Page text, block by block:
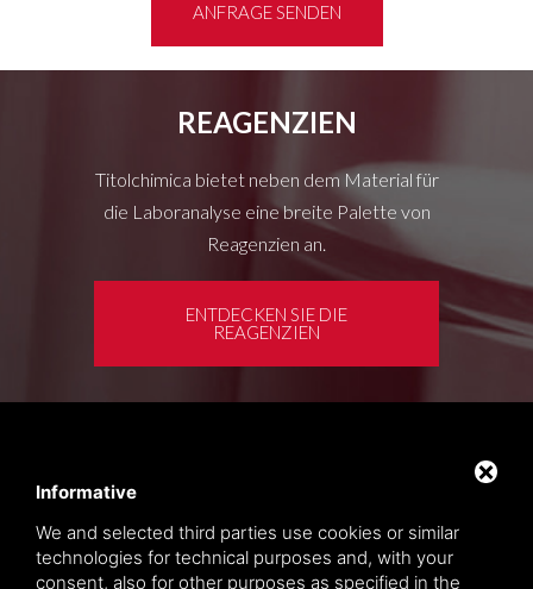
ANFRAGE SENDEN
REAGENZIEN
Titolchimica bietet neben dem Material für
die Laboranalyse eine breite Palette von
Reagenzien an.
ENTDECKEN SIE DIE
REAGENZIEN
Informative
We and selected third parties use cookies or similar
technologies for technical purposes and, with your
consent, also for other purposes as specified in the
Privacy policy